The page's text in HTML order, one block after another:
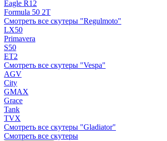
Eagle R12
Formula 50 2Т
Смотреть все скутеры "Regulmoto"
LX50
Primavera
S50
ET2
Смотреть все скутеры "Vespa"
AGV
City
GMAX
Grace
Tank
TVX
Смотреть все скутеры "Gladiator"
Смотреть все скутеры